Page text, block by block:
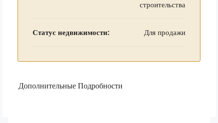
строительства
Статус недвижимости: Для продажи
Дополнительные Подробности